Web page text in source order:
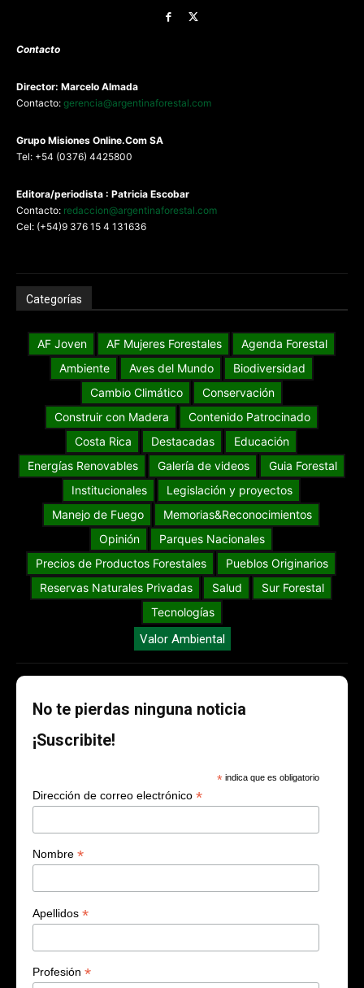
Contacto
Director: Marcelo Almada
Contacto: gerencia@argentinaforestal.com
Grupo Misiones Online.Com SA
Tel: +54 (0376) 4425800
Editora/periodista : Patricia Escobar
Contacto: redaccion@argentinaforestal.com
Cel: (+54)9 376 15 4 131636
Categorías
AF Joven AF Mujeres Forestales
Agenda Forestal
Ambiente
Aves del Mundo
Biodiversidad
Cambio Climático
Conservación
Construir con Madera
Contenido Patrocinado
Costa Rica
Destacadas
Educación
Energías Renovables
Galería de videos
Guia Forestal
Institucionales
Legislación y proyectos
Manejo de Fuego
Memorias&Reconocimientos
Opinión
Parques Nacionales
Precios de Productos Forestales
Pueblos Originarios
Reservas Naturales Privadas
Salud
Sur Forestal
Tecnologías
Valor Ambiental
No te pierdas ninguna noticia
¡Suscribite!
* indica que es obligatorio
Dirección de correo electrónico *
Nombre *
Apellidos *
Profesión *